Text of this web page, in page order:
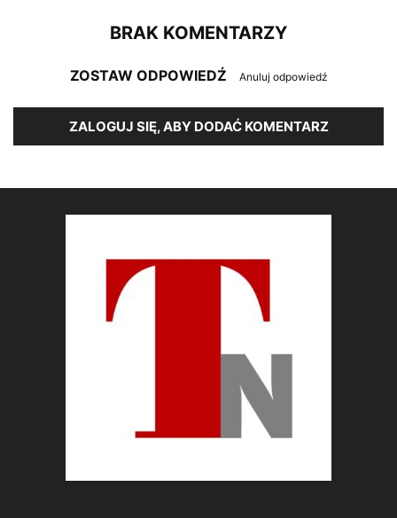
BRAK KOMENTARZY
ZOSTAW ODPOWIEDŹ Anuluj odpowiedź
ZALOGUJ SIĘ, ABY DODAĆ KOMENTARZ